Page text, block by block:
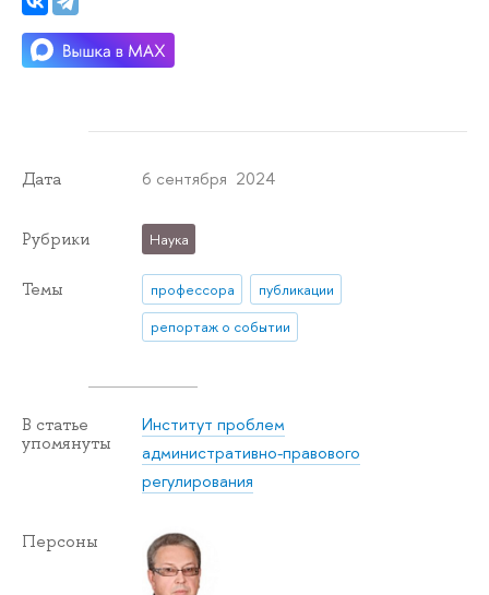
Дата 6 сентября 2024
Рубрики Наука
Темы профессора
публикации
репортаж о событии
В статье
упомянуты
Институт проблем
административно-правового
регулирования
Персоны